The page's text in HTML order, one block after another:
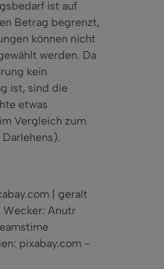
ist auf
Betrag begrenzt,
können nicht
werden. Da
kein
ist, sind die
etwas
Vergleich zum
Darlehens).
| geralt
Wecker: Anutr
pixabay.com -